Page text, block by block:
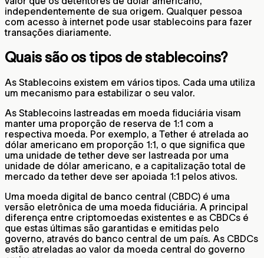
independentemente de sua origem. Qualquer pessoa
com acesso à internet pode usar stablecoins para fazer
transações diariamente.
Quais são os tipos de stablecoins?
As Stablecoins existem em vários tipos. Cada uma utiliza
um mecanismo para estabilizar o seu valor.
As Stablecoins lastreadas em moeda fiduciária visam
manter uma proporção de reserva de 1:1 com a
respectiva moeda. Por exemplo, a Tether é atrelada ao
dólar americano em proporção 1:1, o que significa que
uma unidade de tether deve ser lastreada por uma
unidade de dólar americano, e a capitalização total de
mercado da tether deve ser apoiada 1:1 pelos ativos. ​​
Uma moeda digital de banco central (CBDC) é uma
versão eletrônica de uma moeda fiduciária. A principal
diferença entre criptomoedas existentes e as CBDCs é
que estas últimas são garantidas e emitidas pelo
governo, através do banco central de um país. As CBDCs
estão atreladas ao valor da moeda central do governo